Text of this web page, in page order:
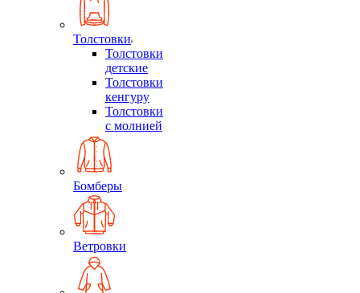
Толстовки
Толстовки
детские
Толстовки
кенгуру
Толстовки
с молнией
Бомберы
Ветровки